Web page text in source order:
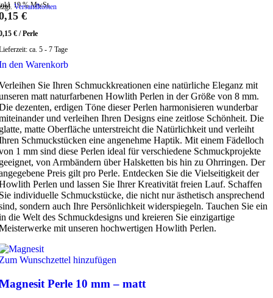
19 % MwSt.
Versandkosten
€
€ /Perle
ca. 5 - 7 Tage
den Warenkorb
Sie Ihren Schmuckkreationen eine natürliche Eleganz mit
matt naturfarbenen Howlith Perlen in der Größe von 8 mm.
dezenten, erdigen Töne dieser Perlen harmonisieren wunderbar
und verleihen Ihren Designs eine zeitlose Schönheit. Die
matte Oberfläche unterstreicht die Natürlichkeit und verleiht
Schmuckstücken eine angenehme Haptik. Mit einem Fädelloch
1 mm sind diese Perlen ideal für verschiedene Schmuckprojekte
von Armbändern über Halsketten bis hin zu Ohrringen. Der
Preis gilt pro Perle. Entdecken Sie die Vielseitigkeit der
Perlen und lassen Sie Ihrer Kreativität freien Lauf. Schaffen
individuelle Schmuckstücke, die nicht nur ästhetisch ansprechend
sondern auch Ihre Persönlichkeit widerspiegeln. Tauchen Sie ein
die Welt des Schmuckdesigns und kreieren Sie einzigartige
mit unseren hochwertigen Howlith Perlen.
Wunschzettel hinzufügen
Perle 10 mm – matt